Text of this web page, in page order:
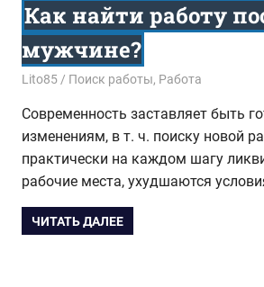
Как найти работу
мужчине?
01.02.2016
Lito85 Поиск работы, Работа
Современность заставляет быть
изменениям, в т. ч. поиску новой
практически на каждом шагу
рабочие места, ухудшаются
ЧИТАТЬ ДАЛЕЕ